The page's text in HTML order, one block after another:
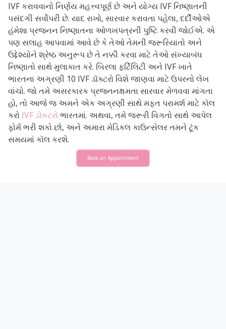
IVF કરાવવાનો નિર્ણય મહત્ત્વપૂર્ણ છે અને યોગ્ય IVF નિષ્ણાતની
પસંદગી સર્વોપરી છે. યાદ રાખો, સારવાર કરાવતા પહેલા, દર્દીઓએ
હંમેશા પ્રજનન નિષ્ણાતના ઓળખપત્રની પુષ્ટિ કરવી જોઈએ. એ
પણ સલાહ આપવામાં આવે છે કે તેઓ તેમની જરૂરિયાતો અને
ઉદ્દેશ્યોને શ્રેષ્ઠ અનુરૂપ છે તે નક્કી કરવા માટે તેઓ સંખ્યાબંધ
નિષ્ણાતો સાથે મુલાકાત કરે. બિરલા ફર્ટિલિટી અને IVF ખાતે
ભારતના અગ્રણી 10 IVF ડૉક્ટરો વિશે જાણવા માટે ઉપરનો લેખ
વાંચો. જો તમે અસરકારક પ્રજનનક્ષમતા સારવાર મેળવવા માંગતા
હો, તો આજે જ અમને એક અગ્રણી સાથે મફત પરામર્શ માટે કૉલ
કરો IVF ડોકટરો ભારતમાં. અથવા, તમે જરૂરી વિગતો સાથે આપેલ
ફોર્મ ભરી શકો છો, અને અમારા મેડિકલ કાઉન્સેલર તમને ટૂંક
સમયમાં કૉલ કરશે.
Book an Appointment